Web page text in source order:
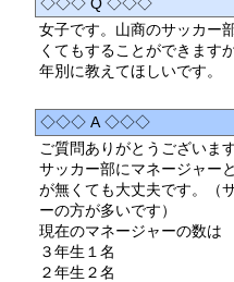
女子です。山商のサッカー
くてもすることができます
年別に教えてほしいです。
◇◇◇ A ◇◇◇
ご質問ありがとうございます
サッカー部にマネージャー
が無くても大丈夫です。（
ーの方が多いです）
現在のマネージャーの数は
３年生１名
２年生２名